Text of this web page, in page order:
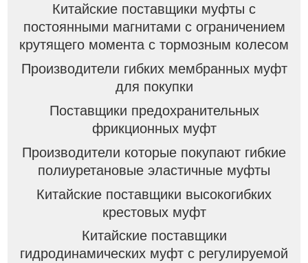
Китайские поставщики муфты с
постоянными магнитами с ограничением
крутящего момента с тормозным колесом
Производители гибких мембранных муфт
для покупки
Поставщики предохранительных
фрикционных муфт
Производители которые покупают гибкие
полиуретановые эластичные муфты
Китайские поставщики высокогибких
крестовых муфт
Китайские поставщики
гидродинамических муфт с регулируемой